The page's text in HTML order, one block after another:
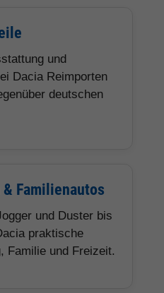
und
Dacia Reimporten
deutschen
& Familienautos
und Duster bis
praktische
Familie und Freizeit.